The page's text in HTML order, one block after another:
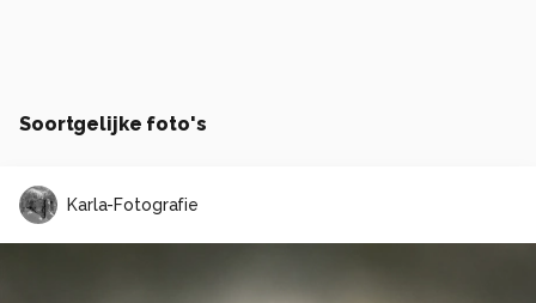
Soortgelijke foto's
Karla-Fotografie